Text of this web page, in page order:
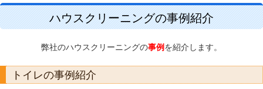
ハウスクリーニングの事例紹介
弊社のハウスクリーニングの事例を紹介します。
トイレの事例紹介